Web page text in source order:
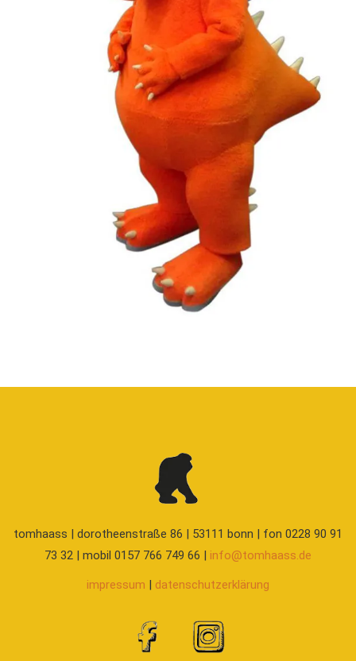
tomhaass | dorotheenstraße 86 | 53111 bonn | fon 0228 90 91
73 32 | mobil 0157 766 749 66 | info@tomhaass.de
impressum | datenschutzerklärung